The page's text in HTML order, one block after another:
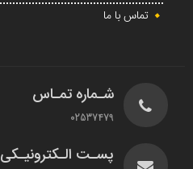
تماس با ما
شـماره تمـاس
02537479
پسـت الـکترونیـکی